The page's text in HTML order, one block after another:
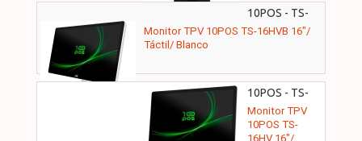
10POS - TS-
16HVB
Monitor TPV 10POS TS-16HVB 16"/
Táctil/ Blanco
10POS - TS-
16HV
Monitor TPV
10POS TS-
16HV 16"/